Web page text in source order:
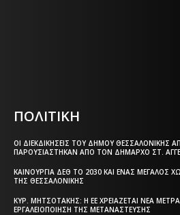
ΠΟΛΙΤΙΚΗ
ΟΙ ΔΙΕΚΔΙΚΉΣΕΙΣ ΤΟΥ ΔΉΜΟΥ ΘΕΣΣΑΛΟΝΊΚΗΣ
ΠΑΡΟΥΣΙΆΣΤΗΚΑΝ ΑΠΌ ΤΟΝ ΔΉΜΑΡΧΟ ΣΤ.
ΚΑΙΝΟΎΡΓΙΑ ΔΕΘ ΤΟ 2030 ΚΑΙ ΈΝΑΣ ΜΕΓΆΛΟΣ
ΤΗΣ ΘΕΣΣΑΛΟΝΊΚΗΣ
ΚΥΡ. ΜΗΤΣΟΤΆΚΗΣ: Η ΕΕ ΧΡΕΙΆΖΕΤΑΙ ΝΈΑ
ΕΡΓΑΛΕΙΟΠΟΊΗΣΗ ΤΗΣ ΜΕΤΑΝΆΣΤΕΥΣΗΣ